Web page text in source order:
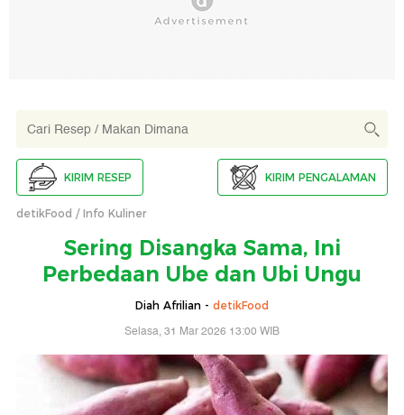
KIRIM RESEP KIRIM PENGALAMAN
detikFood Info Kuliner
Sering Disangka Sama, Ini
Perbedaan Ube dan Ubi Ungu
Diah Afrilian - detikFood
Selasa, 31 Mar 2026 13:00 WIB